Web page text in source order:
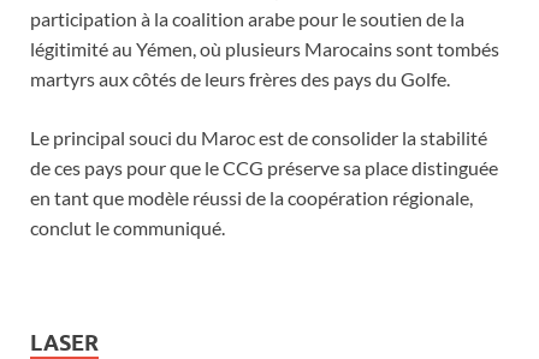
participation à la coalition arabe pour le soutien de la
légitimité au Yémen, où plusieurs Marocains sont tombés
martyrs aux côtés de leurs frères des pays du Golfe.
Le principal souci du Maroc est de consolider la stabilité
de ces pays pour que le CCG préserve sa place distinguée
en tant que modèle réussi de la coopération régionale,
conclut le communiqué.
LASER